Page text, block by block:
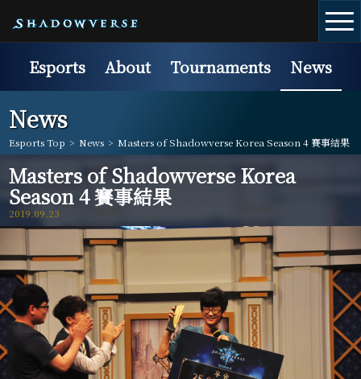
Esports About Tournaments News
News
Esports Top > News > Masters of Shadowverse Korea Season 4 賽事結果
Masters of Shadowverse Korea
Season 4 賽事結果
2019.09.23